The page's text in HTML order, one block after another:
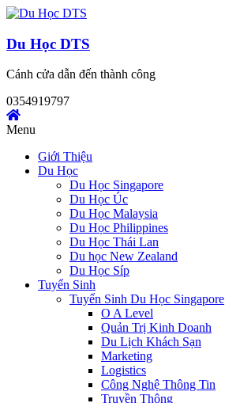
Skip
content
Du Học DTS
Cánh cửa dẫn đến thành công
0354919797
Menu
Giới Thiệu
Du Học
Du Học Singapore
Du Học Úc
Du Học Malaysia
Du Học Philippines
Du Học Thái Lan
Du học New Zealand
Du Học Síp
Tuyển Sinh
Tuyển Sinh Du Học Singapore
O A Level
Quản Trị Kinh Doanh
Du Lịch Khách Sạn
Marketing
Logistics
Công Nghệ Thông Tin
Truyền Thông